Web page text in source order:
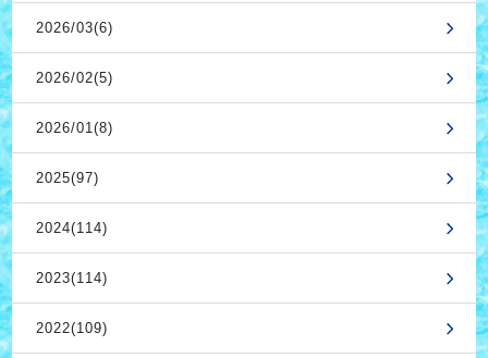
2026/03(6)
2026/02(5)
2026/01(8)
2025(97)
2024(114)
2023(114)
2022(109)